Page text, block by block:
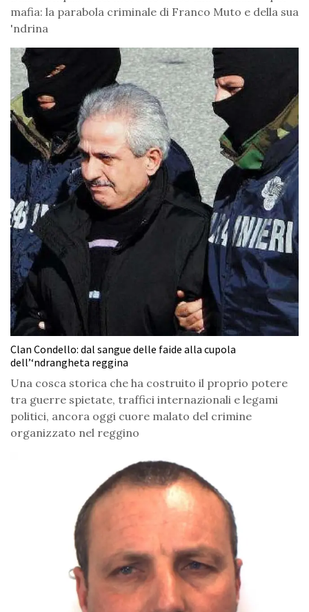
mafia: la parabola criminale di Franco Muto e della sua
'ndrina
Clan Condello: dal sangue delle faide alla cupola
dell’‘ndrangheta reggina
Una cosca storica che ha costruito il proprio potere
tra guerre spietate, traffici internazionali e legami
politici, ancora oggi cuore malato del crimine
organizzato nel reggino